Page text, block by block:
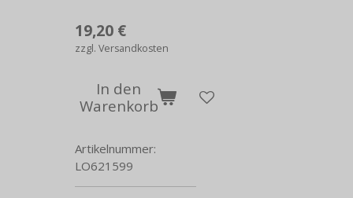
19,20 €
zzgl. Versandkosten
In den
Warenkorb
Artikelnummer:
LO621599